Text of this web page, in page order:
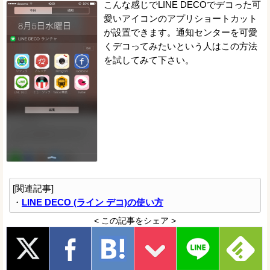
こんな感じでLINE DECOでデコった可
愛いアイコンのアプリショートカット
が設置できます。通知センターを可愛
くデコってみたいという人はこの方法
を試してみて下さい。
[関連記事]
・ LINE DECO (ライン デコ)の使い方
< この記事をシェア >